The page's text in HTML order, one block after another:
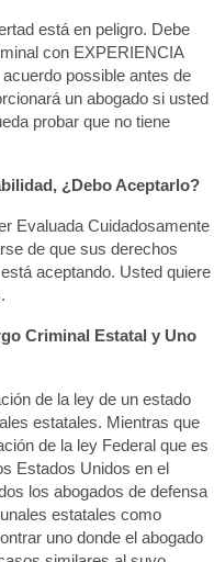
está en peligro. Debe
con EXPERIENCIA
possible antes de
un abogado si usted
probar que no tiene
¿Debo Aceptarlo?
Evaluada Cuidadosamente
de que sus derechos
aceptando. Usted quiere
Criminal Estatal y Uno
de la ley de un estado
estatales. Mientras que
de la ley Federal que es
Estados Unidos en el
los abogados de defensa
estatales como
uno donde el abogado